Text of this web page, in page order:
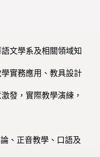
文學系及相關領域知
實務應用、教具設計
發，實際教學演練，
、正音教學、口語及